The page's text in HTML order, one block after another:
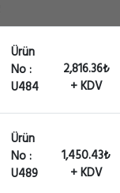
Ürün
No :
U484
2,816.36₺
+ KDV
Ürün
No :
U489
1,450.43₺
+ KDV